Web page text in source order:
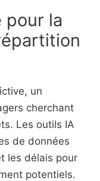
pour la
un
cherchant
Les outils IA
de données
les délais pour
potentiels.